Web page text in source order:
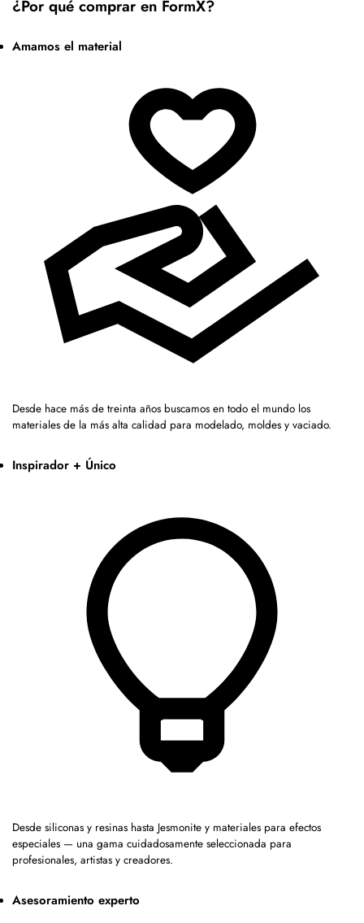
¿Por qué comprar en FormX?
Amamos el material
Desde hace más de treinta años buscamos en todo el mundo los
materiales de la más alta calidad para modelado, moldes y vaciado.
Inspirador + Único
Desde siliconas y resinas hasta Jesmonite y materiales para efectos
especiales — una gama cuidadosamente seleccionada para
profesionales, artistas y creadores.
Asesoramiento experto